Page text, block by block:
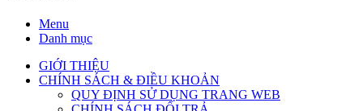
Menu
Danh mục
GIỚI THIỆU
CHÍNH SÁCH & ĐIỀU KHOẢN
QUY ĐỊNH SỬ DỤNG TRANG WEB